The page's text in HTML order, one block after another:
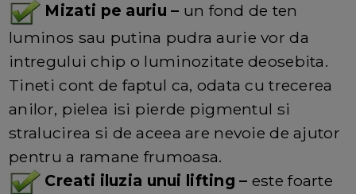
Mizati pe auriu – un fond de ten
luminos sau putina pudra aurie vor da
intregului chip o luminozitate deosebita.
Tineti cont de faptul ca, odata cu trecerea
anilor, pielea isi pierde pigmentul si
stralucirea si de aceea are nevoie de ajutor
pentru a ramane frumoasa.
Creati iluzia unui lifting – este foarte